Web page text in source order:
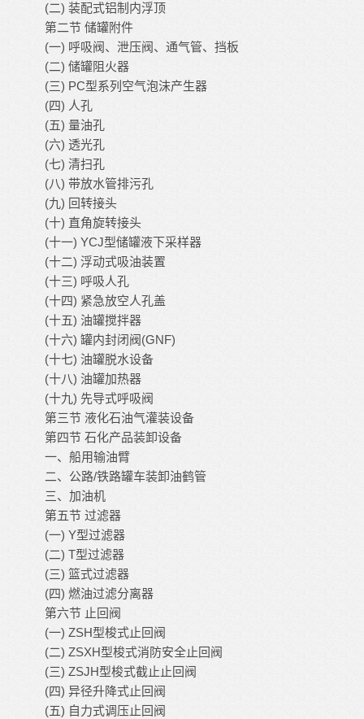
(二) 装配式铝制内浮顶
第二节 储罐附件
(一) 呼吸阀、泄压阀、通气管、挡板
(二) 储罐阻火器
(三) PC型系列空气泡沫产生器
(四) 人孔
(五) 量油孔
(六) 透光孔
(七) 清扫孔
(八) 带放水管排污孔
(九) 回转接头
(十) 直角旋转接头
(十一) YCJ型储罐液下采样器
(十二) 浮动式吸油装置
(十三) 呼吸人孔
(十四) 紧急放空人孔盖
(十五) 油罐搅拌器
(十六) 罐内封闭阀 (GNF)
(十七) 油罐脱水设备
(十八) 油罐加热器
(十九) 先导式呼吸阀
第三节 液化石油气灌装设备
第四节 石化产品装卸设备
一、船用输油臂
二、公路/铁路罐车装卸油鹤管
三、加油机
第五节 过滤器
(一) Y型过滤器
(二) T型过滤器
(三) 篮式过滤器
(四) 燃油过滤分离器
第六节 止回阀
(一) ZSH型梭式止回阀
(二) ZSXH型梭式消防安全止回阀
(三) ZSJH型梭式截止止回阀
(四) 异径升降式止回阀
(五) 自力式调压止回阀